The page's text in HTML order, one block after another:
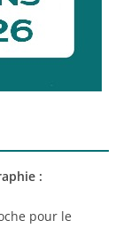
:
pour le